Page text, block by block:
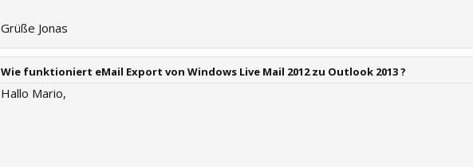
Grüße Jonas
Wie funktioniert eMail Export von Windows Live Mail 2012 zu Outlook 2013 ?
Hallo Mario,